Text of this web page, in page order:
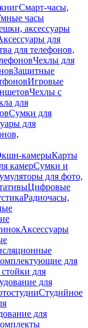
Смарт-часы,
часы
аксессуары
для
для телефонов,
Чехлы для
Защитные
Игровые
Чехлы с
для
Сумки для
для
камерыКарты
камерСумки и
для фото,
Цифровые
Радиочасы,
Аксессуары
для
для
для
Студийное
для